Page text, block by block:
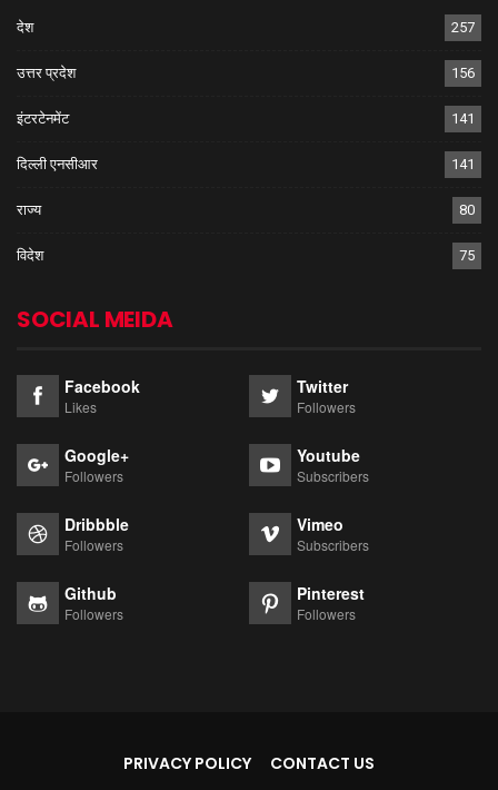
देश 257
उत्तर प्रदेश 156
इंटरटेनमेंट 141
दिल्ली एनसीआर 141
राज्य 80
विदेश 75
SOCIAL MEIDA
Facebook
Likes
Twitter
Followers
Google+
Followers
Youtube
Subscribers
Dribbble
Followers
Vimeo
Subscribers
Github
Followers
Pinterest
Followers
PRIVACY POLICY CONTACT US